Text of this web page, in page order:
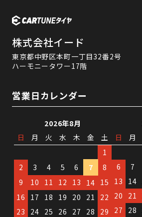
株式会社イード
東京都中野区本町一丁目32番2号
ハーモニータワー17階
営業日カレンダー
2026年8月
日
月 火 水 木 金
土
1
2
3 4 5 6 7
8
9
10 11 12 13 14 15
16
17 18 19 20 21
22
23
24 25 26 27 28
29
日
月
6
7
13
14
20
21
27
28